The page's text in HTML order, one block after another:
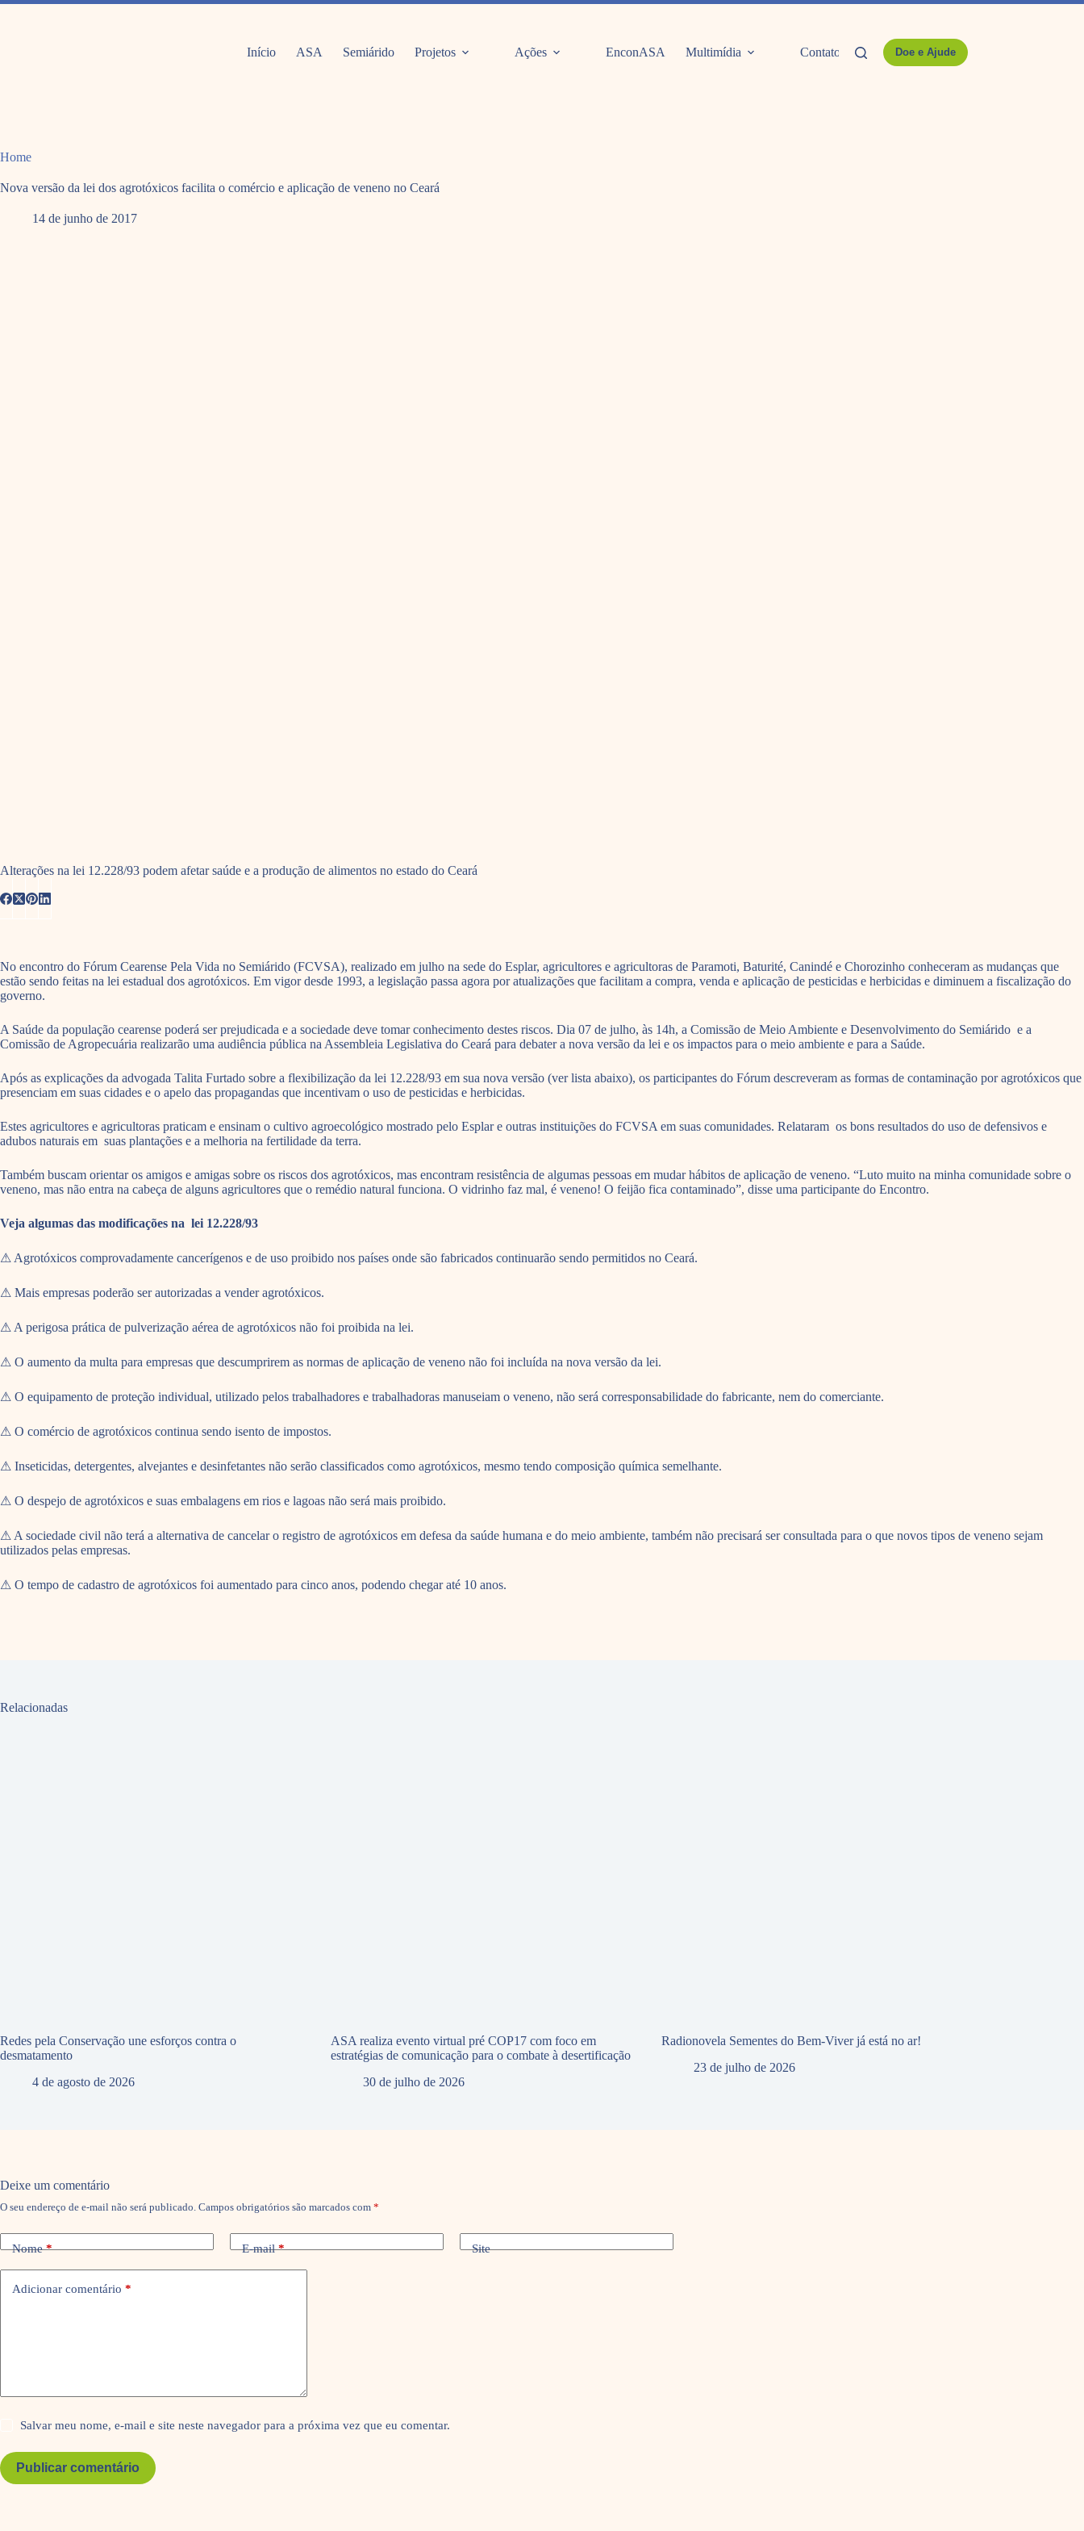
Pular
Início ASA Semiárido Projetos Ações EnconASA Multimídia Contato Doe e Ajude
Home
Nova versão da lei dos agrotóxicos facilita o comércio e aplicação de veneno no Ceará
14 de junho de 2017
Alterações na lei 12.228/93 podem afetar saúde e a produção de alimentos no estado do Ceará
No encontro do Fórum Cearense Pela Vida no Semiárido (FCVSA), realizado em julho na sede do Esplar, agricultores e agricultoras de Paramoti, Baturité, Canindé e Chorozinho conheceram as mudanças que
estão sendo feitas na lei estadual dos agrotóxicos. Em vigor desde 1993, a legislação passa agora por atualizações que facilitam a compra, venda e aplicação de pesticidas e herbicidas e diminuem a fiscalização do
governo.
A Saúde da população cearense poderá ser prejudicada e a sociedade deve tomar conhecimento destes riscos. Dia 07 de julho, às 14h, a Comissão de Meio Ambiente e Desenvolvimento do Semiárido e a
Comissão de Agropecuária realizarão uma audiência pública na Assembleia Legislativa do Ceará para debater a nova versão da lei e os impactos para o meio ambiente e para a Saúde.
Após as explicações da advogada Talita Furtado sobre a flexibilização da lei 12.228/93 em sua nova versão (ver lista abaixo), os participantes do Fórum descreveram as formas de contaminação por agrotóxicos que
presenciam em suas cidades e o apelo das propagandas que incentivam o uso de pesticidas e herbicidas.
Estes agricultores e agricultoras praticam e ensinam o cultivo agroecológico mostrado pelo Esplar e outras instituições do FCVSA em suas comunidades. Relataram os bons resultados do uso de defensivos e
adubos naturais em suas plantações e a melhoria na fertilidade da terra.
Também buscam orientar os amigos e amigas sobre os riscos dos agrotóxicos, mas encontram resistência de algumas pessoas em mudar hábitos de aplicação de veneno. “Luto muito na minha comunidade sobre o
veneno, mas não entra na cabeça de alguns agricultores que o remédio natural funciona. O vidrinho faz mal, é veneno! O feijão fica contaminado”, disse uma participante do Encontro.
Veja algumas das modificações na lei 12.228/93
⚠ Agrotóxicos comprovadamente cancerígenos e de uso proibido nos países onde são fabricados continuarão sendo permitidos no Ceará.
⚠ Mais empresas poderão ser autorizadas a vender agrotóxicos.
⚠ A perigosa prática de pulverização aérea de agrotóxicos não foi proibida na lei.
⚠ O aumento da multa para empresas que descumprirem as normas de aplicação de veneno não foi incluída na nova versão da lei.
⚠ O equipamento de proteção individual, utilizado pelos trabalhadores e trabalhadoras manuseiam o veneno, não será corresponsabilidade do fabricante, nem do comerciante.
⚠ O comércio de agrotóxicos continua sendo isento de impostos.
⚠ Inseticidas, detergentes, alvejantes e desinfetantes não serão classificados como agrotóxicos, mesmo tendo composição química semelhante.
⚠ O despejo de agrotóxicos e suas embalagens em rios e lagoas não será mais proibido.
⚠ A sociedade civil não terá a alternativa de cancelar o registro de agrotóxicos em defesa da saúde humana e do meio ambiente, também não precisará ser consultada para o que novos tipos de veneno sejam
utilizados pelas empresas.
⚠ O tempo de cadastro de agrotóxicos foi aumentado para cinco anos, podendo chegar até 10 anos.
Relacionadas
Redes pela Conservação une esforços contra o
desmatamento
4 de agosto de 2026
ASA realiza evento virtual pré COP17 com foco em
estratégias de comunicação para o combate à desertificação
30 de julho de 2026
Radionovela Sementes do Bem-Viver já está no ar!
23 de julho de 2026
Deixe um comentário
O seu endereço de e-mail não será publicado. Campos obrigatórios são marcados com *
Nome* E-mail* Site
Adicionar comentário *
Salvar meu nome, e-mail e site neste navegador para a próxima vez que eu comentar.
Publicar comentário